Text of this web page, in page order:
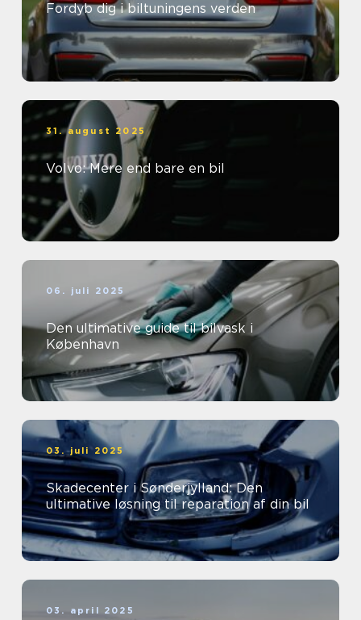
Fordyb dig i biltuningens verden
31. august 2025
Volvo: Mere end bare en bil
06. juli 2025
Den ultimative guide til bilvask i
København
03. juli 2025
Skadecenter i Sønderjylland: Den
ultimative løsning til reparation af din bil
03. april 2025